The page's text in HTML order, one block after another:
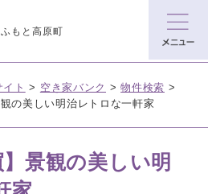
もと高原町
ト > 空き家バンク >物件検索 >
の美しい明治レトロな一軒家
景観の美しい明